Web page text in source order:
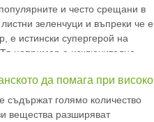
и често срещани в
зеленчуци и въпреки че е
е истински супергерой на
например е изключително
повече от марулките, а
на
да помага при високо
съдържат голямо количество
вещества разширяват